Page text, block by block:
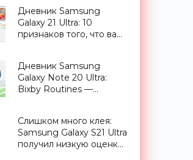
Дневник Samsung
Galaxy 21 Ultra: 10
признаков того, что вам
Дневник Samsung
Galaxy Note 20 Ultra:
Bixby Routines —
будущее - «Смартфоны»
Слишком много клея:
Samsung Galaxy S21 Ultra
получил низкую оценку